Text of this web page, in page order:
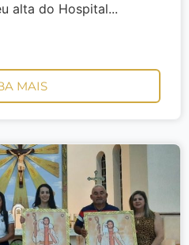
alta do Hospital...
MAIS